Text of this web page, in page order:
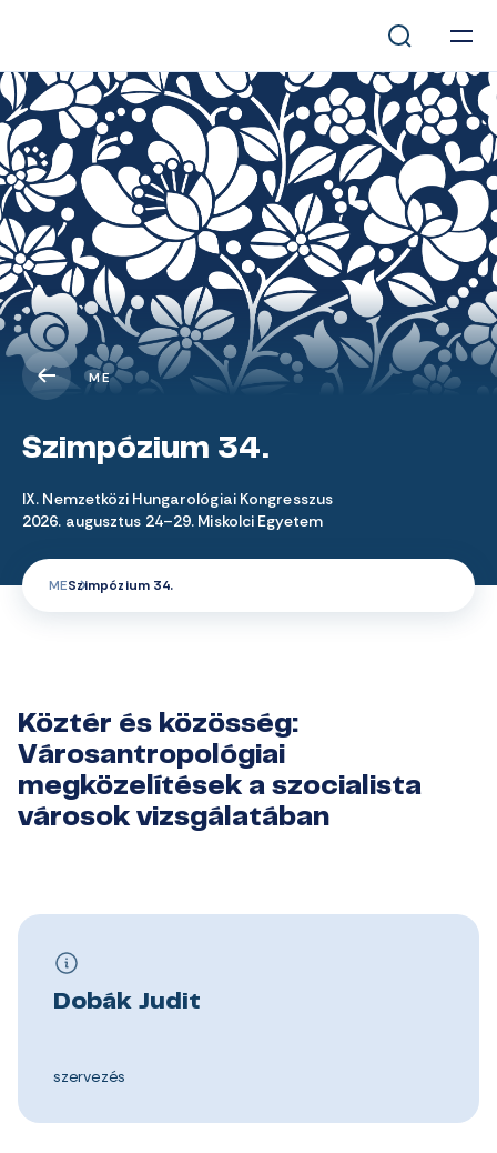
ME
Szimpózium 34.
IX. Nemzetközi Hungarológiai Kongresszus
2026. augusztus 24–29. Miskolci Egyetem
MESzimpózium 34.
Köztér és közösség:
Városantropológiai
megközelítések a szocialista
városok vizsgálatában
Dobák Judit
szervezés